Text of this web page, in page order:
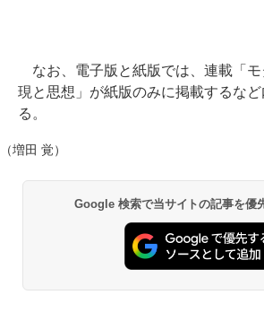
なお、電子版と紙版では、連載「モ
現と思想」が紙版のみに掲載するな
る。
（増田 覚）
Google 検索で当サイトの記事を優